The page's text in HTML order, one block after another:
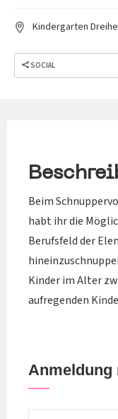
Kindergarten
SOCIAL
Beim
habt ihr die
Berufsfeld der
Kinder im Alter
aufregenden
Anmeldung